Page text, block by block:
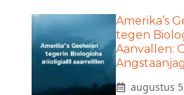
Amerika’s
tegen
Aanvallen:
augustus